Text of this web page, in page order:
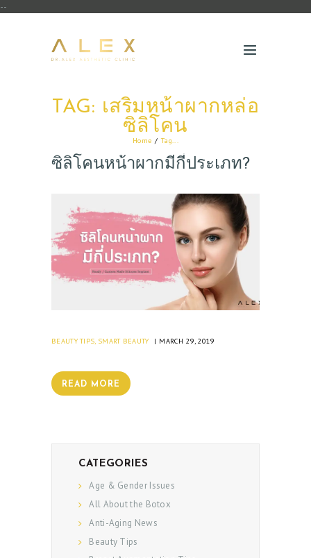
--
TAG: เสริมหน้าผากหล่อ
ซิลิโคน
Home Tag...
ซิลิโคนหน้าผากมีกี่ประเภท?
BEAUTY TIPS, SMART BEAUTY MARCH 29, 2019
READ MORE
CATEGORIES
Age & Gender Issues
All About the Botox
Anti-Aging News
Beauty Tips